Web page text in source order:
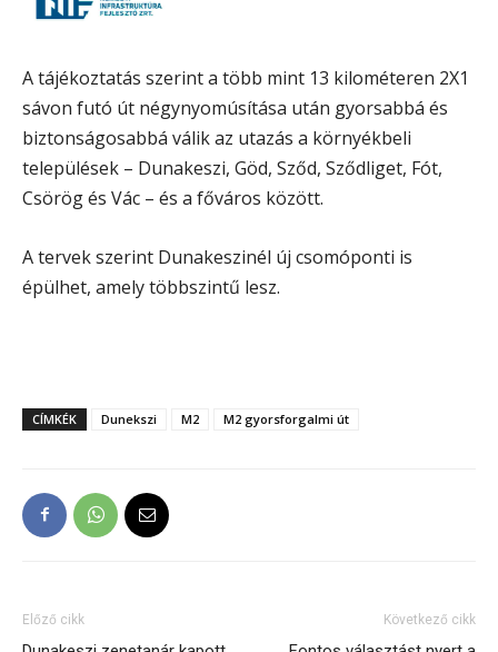
A tájékoztatás szerint a több mint 13 kilométeren 2X1
sávon futó út négynyomúsítása után gyorsabbá és
biztonságosabbá válik az utazás a környékbeli
települések – Dunakeszi, Göd, Sződ, Sződliget, Fót,
Csörög és Vác – és a főváros között.
A tervek szerint Dunakeszinél új csomóponti is
épülhet, amely többszintű lesz.
CÍMKÉK Dunekszi M2 M2 gyorsforgalmi út
Előző cikk Következő cikk